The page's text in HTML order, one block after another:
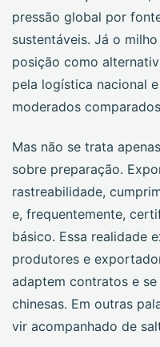
pressão global por
sustentáveis. Já o
posição como
pela logística nacional
moderados
Mas não se trata
sobre preparação.
rastreabilidade,
e, frequentemente,
básico. Essa realidade
produtores e
adaptem contratos e
chinesas. Em outras
vir acompanhado de